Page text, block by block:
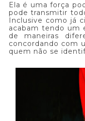
Ela é uma força
pode transmitir
Inclusive como já
acabam tendo um
de maneiras
concordando com
quem não se